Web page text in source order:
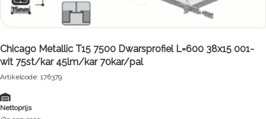
Chicago Metallic T15 7500 Dwarsprofiel L=600 38x15 001-
wit 75st/kar 45lm/kar 70kar/pal
Artikelcode: 176379
Nettoprijs